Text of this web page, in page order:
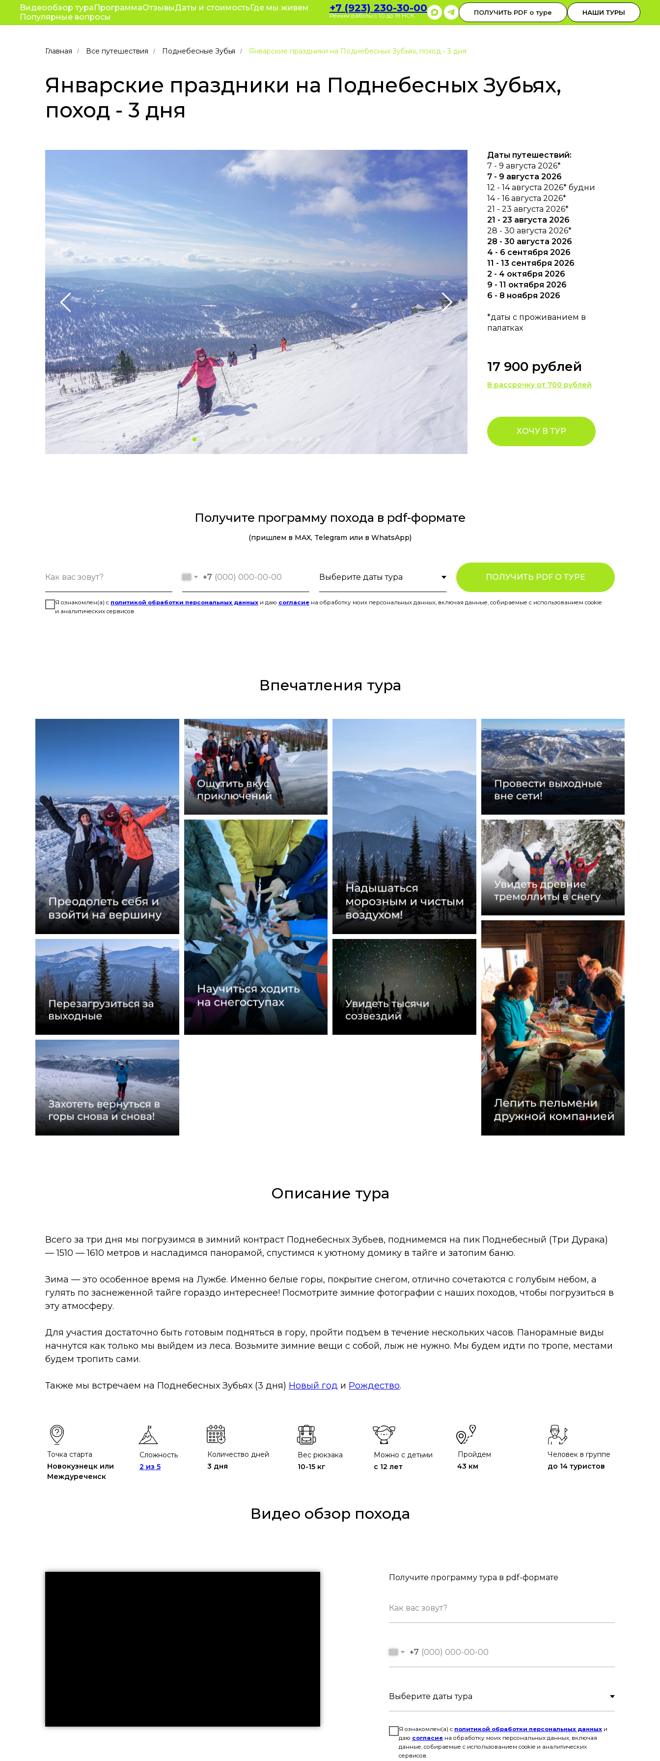
Путешествия Корпоративные туры
Полезное
+7 (923) 230-30-00
Режим работы с 10 до 19 НСК ОБРАТНЫЙ ЗВОНОК
Главная / Все путешествия / Поднебесные Зубья / Январские праздники на Поднебесных Зубьях, поход - 3 дня
Январские праздники на Поднебесных Зубьях,
поход - 3 дня
Даты путешествий:
7 - 9 августа 2026*
7 - 9 августа 2026
12 - 14 августа 2026* будни
14 - 16 августа 2026*
21 - 23 августа 2026*
21 - 23 августа 2026
28 - 30 августа 2026*
28 - 30 августа 2026
4 - 6 сентября 2026
11 - 13 сентября 2026
2 - 4 октября 2026
9 - 11 октября 2026
6 - 8 ноября 2026
*даты с проживанием в
палатках
17 900 рублей
В рассрочку от 700 рублей
ХОЧУ В ТУР
Получите программу похода в pdf-формате
(пришлем в MAX, Telegram или в WhatsApp)
+7
Я ознакомлен(а) с политикой обработки персональных данных и даю согласие на обработку моих персональных данных, включая данные, собираемые с использованием cookie
и аналитических сервисов.
ПОЛУЧИТЬ PDF О ТУРЕ
Видеообзор тураПрограммаОтзывыДаты и стоимостьГде мы живем
Популярные вопросы
+7 (923) 230-30-00
Режим работы с 10 до 19 НСК ПОЛУЧИТЬ PDF о туре НАШИ ТУРЫ
Впечатления тура
Описание тура
Всего за три дня мы погрузимся в зимний контраст Поднебесных Зубьев, поднимемся на пик Поднебесный (Три Дурака)
— 1510 — 1610 метров и насладимся панорамой, спустимся к уютному домику в тайге и затопим баню.
Зима — это особенное время на Лужбе. Именно белые горы, покрытие снегом, отлично сочетаются с голубым небом, а
гулять по заснеженной тайге гораздо интереснее! Посмотрите зимние фотографии с наших походов, чтобы погрузиться в
эту атмосферу.
Для участия достаточно быть готовым подняться в гору, пройти подъем в течение нескольких часов. Панорамные виды
начнутся как только мы выйдем из леса. Возьмите зимние вещи с собой, лыж не нужно. Мы будем идти по тропе, местами
будем тропить сами.
Также мы встречаем на Поднебесных Зубьях (3 дня) Новый год и Рождество.
Новокузнецк или
Междуреченск
Точка старта
2 из 5
Сложность
10-15 кг
Вес рюкзака
3 дня
Количество дней
43 км
Пройдем
до 14 туристов
Человек в группе
с 12 лет
Можно с детьми
Видео обзор похода
Получите программу тура в pdf-формате
+7
Я ознакомлен(а) с политикой обработки персональных данных и
даю согласие на обработку моих персональных данных, включая
данные, собираемые с использованием cookie и аналитических
сервисов.